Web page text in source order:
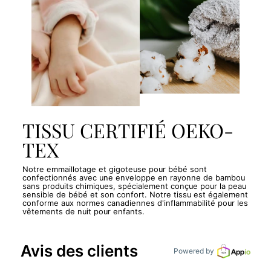
TISSU CERTIFIÉ OEKO-
TEX
Notre emmaillotage et gigoteuse pour bébé sont
confectionnés avec une enveloppe en rayonne de bambou
sans produits chimiques, spécialement conçue pour la peau
sensible de bébé et son confort. Notre tissu est également
conforme aux normes canadiennes d'inflammabilité pour les
vêtements de nuit pour enfants.
Avis des clients Powered by